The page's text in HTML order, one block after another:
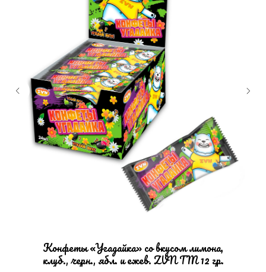
Конфеты «Угадайка» со вкусом лимона,
клуб., черн., ябл. и ежев. ZVN TM 12 гр.